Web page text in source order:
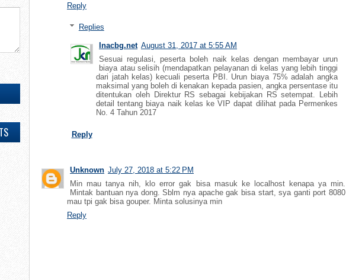
Reply
Replies
Inacbg.net August 31, 2017 at 5:55 AM
Sesuai regulasi, peserta boleh naik kelas dengan membayar urun
biaya atau selisih (mendapatkan pelayanan di kelas yang lebih tinggi
dari jatah kelas) kecuali peserta PBI. Urun biaya 75% adalah angka
maksimal yang boleh di kenakan kepada pasien, angka persentase itu
ditentukan oleh Direktur RS sebagai kebijakan RS setempat. Lebih
detail tentang biaya naik kelas ke VIP dapat dilihat pada Permenkes
No. 4 Tahun 2017
Reply
Unknown July 27, 2018 at 5:22 PM
Min mau tanya nih, klo error gak bisa masuk ke localhost kenapa ya min.
Mintak bantuan nya dong. Sblm nya apache gak bisa start, sya ganti port 8080
mau tpi gak bisa gouper. Minta solusinya min
Reply